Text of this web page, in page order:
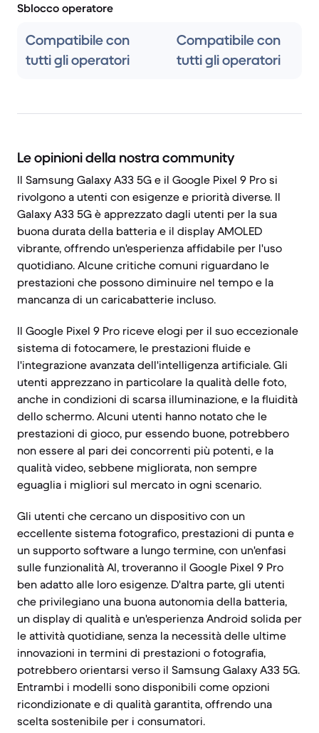
Sblocco operatore
Compatibile con
tutti gli operatori
Compatibile con
tutti gli operatori
Le opinioni della nostra community
Il Samsung Galaxy A33 5G e il Google Pixel 9 Pro si
rivolgono a utenti con esigenze e priorità diverse. Il
Galaxy A33 5G è apprezzato dagli utenti per la sua
buona durata della batteria e il display AMOLED
vibrante, offrendo un'esperienza affidabile per l'uso
quotidiano. Alcune critiche comuni riguardano le
prestazioni che possono diminuire nel tempo e la
mancanza di un caricabatterie incluso.
Il Google Pixel 9 Pro riceve elogi per il suo eccezionale
sistema di fotocamere, le prestazioni fluide e
l'integrazione avanzata dell'intelligenza artificiale. Gli
utenti apprezzano in particolare la qualità delle foto,
anche in condizioni di scarsa illuminazione, e la fluidità
dello schermo. Alcuni utenti hanno notato che le
prestazioni di gioco, pur essendo buone, potrebbero
non essere al pari dei concorrenti più potenti, e la
qualità video, sebbene migliorata, non sempre
eguaglia i migliori sul mercato in ogni scenario.
Gli utenti che cercano un dispositivo con un
eccellente sistema fotografico, prestazioni di punta e
un supporto software a lungo termine, con un'enfasi
sulle funzionalità AI, troveranno il Google Pixel 9 Pro
ben adatto alle loro esigenze. D'altra parte, gli utenti
che privilegiano una buona autonomia della batteria,
un display di qualità e un'esperienza Android solida per
le attività quotidiane, senza la necessità delle ultime
innovazioni in termini di prestazioni o fotografia,
potrebbero orientarsi verso il Samsung Galaxy A33 5G.
Entrambi i modelli sono disponibili come opzioni
ricondizionate e di qualità garantita, offrendo una
scelta sostenibile per i consumatori.